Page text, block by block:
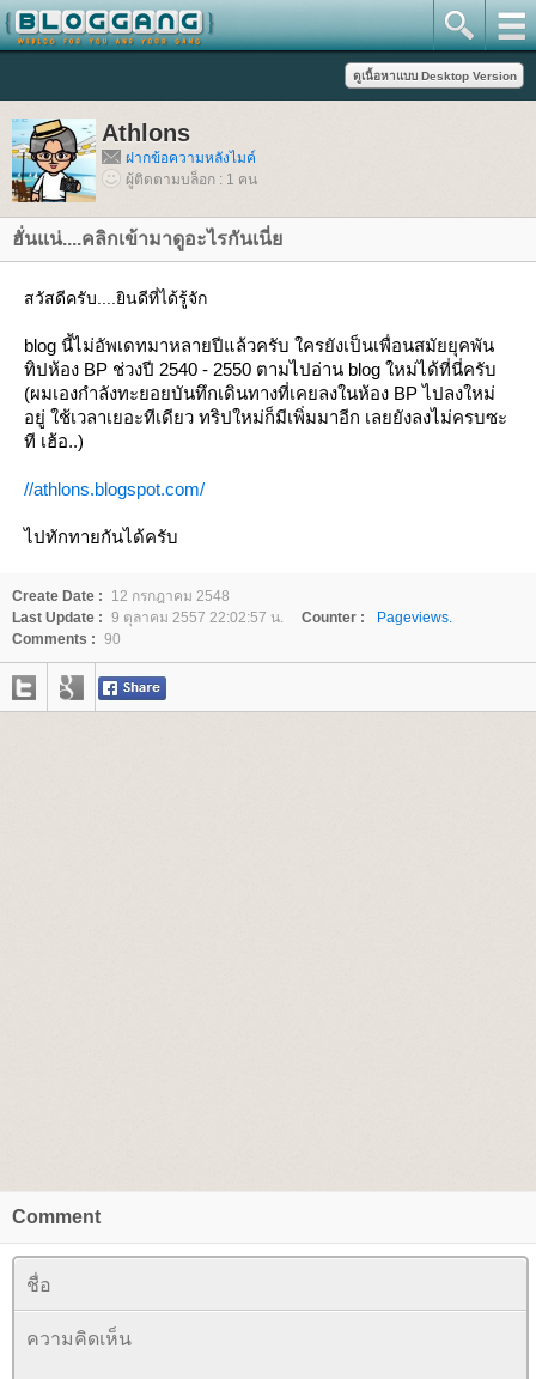
Athlons
ฝากข้อความหลังไมค์
ผู้ติดตามบล็อก : 1 คน
ฮั่นแน่....คลิกเข้ามาดูอะไรกันเนี่
สวัสดีครับ....ยินดีที่ได้รู้จัก
blog นี้ไม่อัพเดทมาหลายปีแล้วครับ ใครยังเป็นเพื่อนสมัยยุคพัน
ทิปห้อง BP ช่วงปี 2540 - 2550 ตามไปอ่าน blog ใหม่ได้ที่นี่ครับ
(ผมเองกำลังทะยอยบันทึกเดินทางที่เคยลงในห้อง BP ไปลงใหม่
อยู่ ใช้เวลาเยอะทีเดียว ทริปใหม่ก็มีเพิ่มมาอีก เลยยังลงไม่ครบซะ
ที เฮ้อ..)
//athlons.blogspot.com/
ไปทักทายกันได้ครับ
Create Date :
12 กรกฎาคม 2548
Last Update : 9 ตุลาคม 2557 22:02:57 น. Counter :
Pageviews.
Comments : 90
Comment